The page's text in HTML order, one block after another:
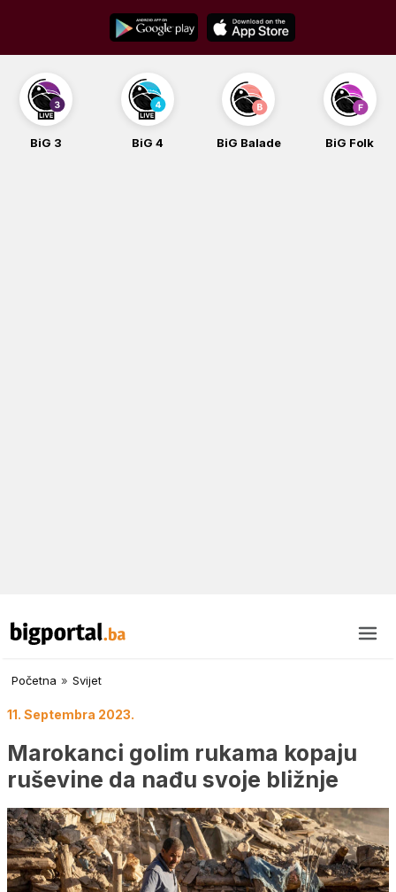
content
BiG 3 BiG 4 BiG Balade BiG Folk
Početna » Svijet
11. Septembra 2023.
Marokanci golim rukama kopaju
ruševine da nađu svoje bližnje